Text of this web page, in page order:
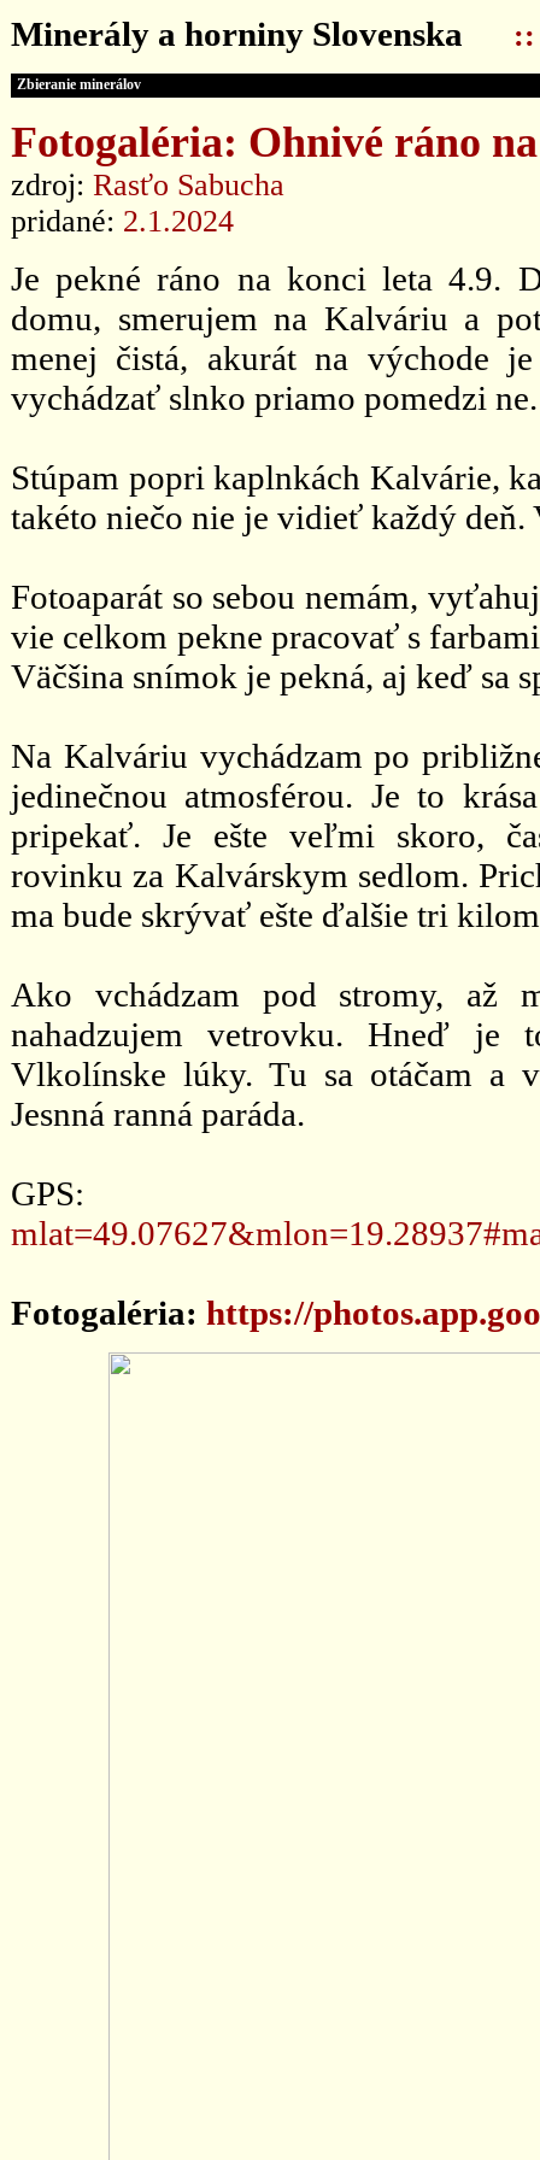
Minerály a horniny Slovenska ::
Zbieranie minerálov
Fotogaléria: Ohnivé ráno
zdroj: Rasťo Sabucha
pridané: 2.1.2024
Je pekné ráno na konci leta 4.9.
domu, smerujem na Kalváriu a
menej čistá, akurát na východe
vychádzať slnko priamo pomedzi ne.
Stúpam popri kaplnkách Kalvárie,
takéto niečo nie je vidieť každý
Fotoaparát so sebou nemám,
vie celkom pekne pracovať s
Väčšina snímok je pekná, aj keď sa
Na Kalváriu vychádzam po
jedinečnou atmosférou. Je to
pripekať. Je ešte veľmi skoro,
rovinku za Kalvárskym sedlom.
ma bude skrývať ešte ďalšie tri
Ako vchádzam pod stromy, až
nahadzujem vetrovku. Hneď je
Vlkolínske lúky. Tu sa otáčam a
Jesnná ranná paráda.
Fotogaléria: https://